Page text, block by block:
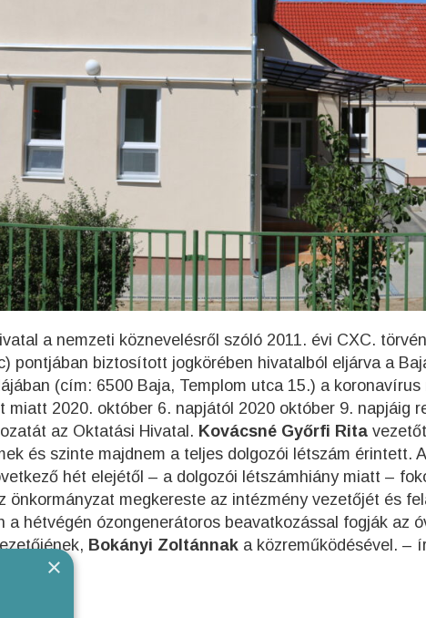
a nemzeti köznevelésről szóló 2011. évi CXC.
pontjában biztosított jogkörében hivatalból eljárva a
(cím: 6500 Baja, Templom utca 15.) a
miatt 2020. október 6. napjától 2020 október 9. napjáig
az Oktatási Hivatal. Kovácsné Győrfi Rita
és szinte majdnem a teljes dolgozói létszám érintett.
hét elejétől – a dolgozói létszámhiány miatt –
önkormányzat megkereste az intézmény vezetőjét és
a hétvégén ózongenerátoros beavatkozással fogják az
Bokányi Zoltánnak a közreműködésével. –
×